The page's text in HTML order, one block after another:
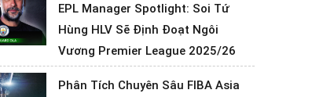
EPL Manager Spotlight: Soi Tứ
Hùng HLV Sẽ Định Đoạt Ngôi
Vương Premier League 2025/26
Phân Tích Chuyên Sâu FIBA Asia